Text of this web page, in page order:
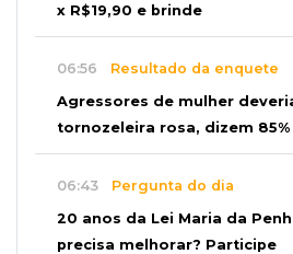
x R$19,90 e brinde
06:56 Resultado da enquete
Agressores de mulher
tornozeleira rosa, dizem
06:43 Pergunta do dia
20 anos da Lei Maria da
precisa melhorar? Participe